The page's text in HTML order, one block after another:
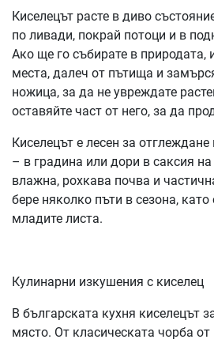
Киселецът расте в диво
по ливади, покрай потоци и в
Ако ще го събирате в природата,
места, далеч от пътища и
ножица, за да не увреждате
оставяйте част от него, за да
Киселецът е лесен за
– в градина или дори в саксия
влажна, рохкава почва и
бере няколко пъти в сезона,
младите листа.
Кулинарни изкушения с киселец
В българската кухня киселецът
място. От класическата чорба от